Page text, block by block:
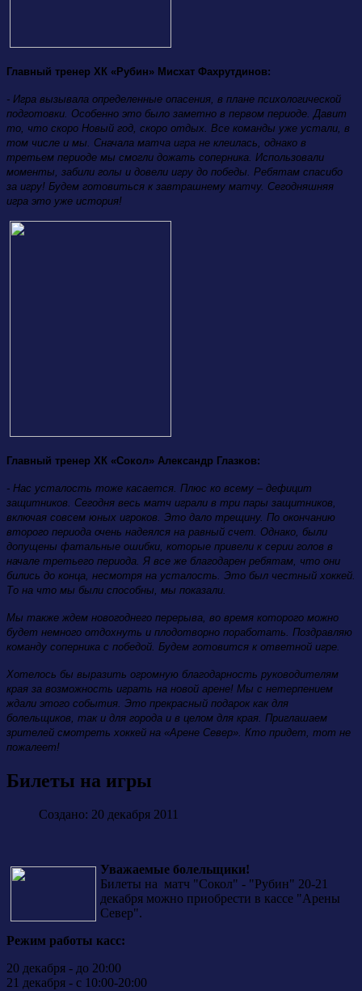
Главный тренер ХК «Рубин» Мисхат Фахрутдинов:
- Игра вызывала определенные опасения, в плане психологической
подготовки. Особенно это было заметно в первом периоде. Давит
то, что скоро Новый год, скоро отдых. Все команды уже устали, в
том числе и мы. Сначала матча игра не клеилась, однако в
третьем периоде мы смогли дожать соперника. Использовали
моменты, забили голы и довели игру до победы. Ребятам спасибо
за игру! Будем готовиться к завтрашнему матчу. Сегодняшняя
игра это уже история!
Главный тренер ХК «Сокол» Александр Глазков:
- Нас усталость тоже касается. Плюс ко всему – дефицит
защитников. Сегодня весь матч играли в три пары защитников,
включая совсем юных игроков. Это дало трещину. По окончанию
второго периода очень надеялся на равный счет. Однако, были
допущены фатальные ошибки, которые привели к серии голов в
начале третьего периода. Я все же благодарен ребятам, что они
бились до конца, несмотря на усталость. Это был честный хоккей.
То на что мы были способны, мы показали.
Мы также ждем новогоднего перерыва, во время которого можно
будет немного отдохнуть и плодотворно поработать. Поздравляю
команду соперника с победой. Будем готовится к ответной игре.
Хотелось бы выразить огромную благодарность руководителям
края за возможность играть на новой арене! Мы с нетерпением
ждали этого события. Это прекрасный подарок как для
болельщиков, так и для города и в целом для края. Приглашаем
зрителей смотреть хоккей на «Арене Север». Кто придет, тот не
пожалеет!
Билеты на игры
Создано: 20 декабря 2011
Уважаемые болельщики!
Билеты на матч "Сокол" - "Рубин" 20-21
декабря можно приобрести в кассе "Арены
Север".
Режим работы касс:
20 декабря - до 20:00
21 декабря - с 10:00-20:00